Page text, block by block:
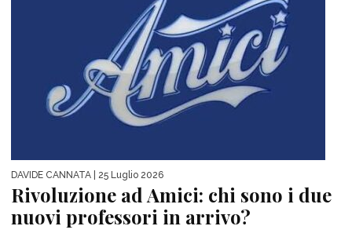
DAVIDE CANNATA | 25 Luglio 2026
Rivoluzione ad Amici: chi sono i due
nuovi professori in arrivo?